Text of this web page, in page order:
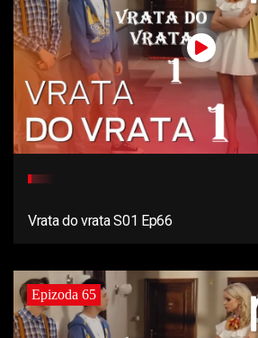
Vrata do vrata S01 Ep66
Epizoda 65